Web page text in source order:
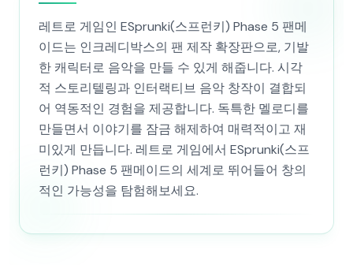
레트로 게임인 ESprunki(스프런키) Phase 5 팬메
이드는 인크레디박스의 팬 제작 확장판으로, 기발
한 캐릭터로 음악을 만들 수 있게 해줍니다. 시각
적 스토리텔링과 인터랙티브 음악 창작이 결합되
어 역동적인 경험을 제공합니다. 독특한 멜로디를
만들면서 이야기를 잠금 해제하여 매력적이고 재
미있게 만듭니다. 레트로 게임에서 ESprunki(스프
런키) Phase 5 팬메이드의 세계로 뛰어들어 창의
적인 가능성을 탐험해보세요.